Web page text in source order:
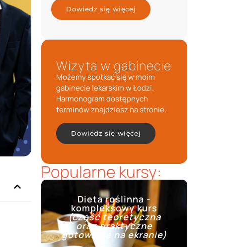
Dowiedz się więcej
Wizyta w gabinecie
Możemy spotkać się w moim
gabinecie lekarskim w Łodzi.
Harmonogram dostępnych
terminów znajdziesz na stronie.
Dowiedz się więcej
Popularne kursy:
Dieta roślinna -
kompleksowy kurs
(część teoretyczna
oraz praktyczne
gotowanie na ekranie)